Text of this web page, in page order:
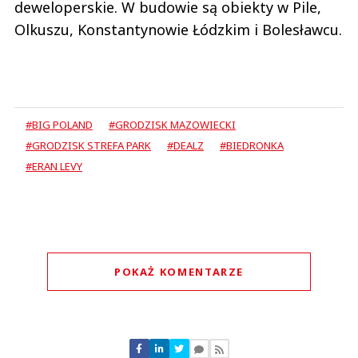
deweloperskie. W budowie są obiekty w Pile,
Olkuszu, Konstantynowie Łódzkim i Bolesławcu.
#BIG POLAND
#GRODZISK MAZOWIECKI
#GRODZISK STREFA PARK
#DEALZ
#BIEDRONKA
#ERAN LEVY
POKAŻ KOMENTARZE
Nie znaleziono komentarzy